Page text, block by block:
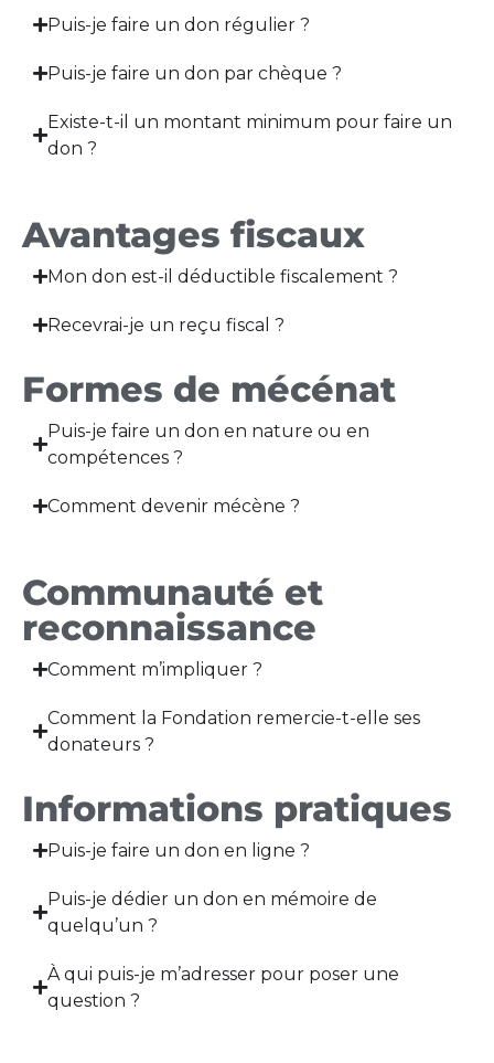
Puis-je faire un don régulier ?
Puis-je faire un don par chèque ?
Existe-t-il un montant minimum pour faire un
don ?
Avantages fiscaux
Mon don est-il déductible fiscalement ?
Recevrai-je un reçu fiscal ?
Formes de mécénat
Puis-je faire un don en nature ou en
compétences ?
Comment devenir mécène ?
Communauté et
reconnaissance
Comment m’impliquer ?
Comment la Fondation remercie-t-elle ses
donateurs ?
Informations pratiques
Puis-je faire un don en ligne ?
Puis-je dédier un don en mémoire de
quelqu’un ?
À qui puis-je m’adresser pour poser une
question ?